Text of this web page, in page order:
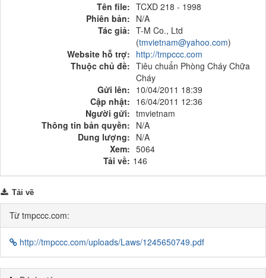
Tên file: TCXD 218 - 1998
Phiên bản: N/A
Tác giả: T-M Co., Ltd
(tmvietnam@yahoo.com)
Website hỗ trợ: http://tmpccc.com
Thuộc chủ đề: Tiêu chuẩn Phòng Cháy Chữa
Cháy
Gửi lên: 10/04/2011 18:39
Cập nhật: 16/04/2011 12:36
Người gửi: tmvietnam
Thông tin bản quyền: N/A
Dung lượng: N/A
Xem: 5064
Tải về: 146
Tải về
Từ tmpccc.com:
http://tmpccc.com/uploads/Laws/1245650749.pdf